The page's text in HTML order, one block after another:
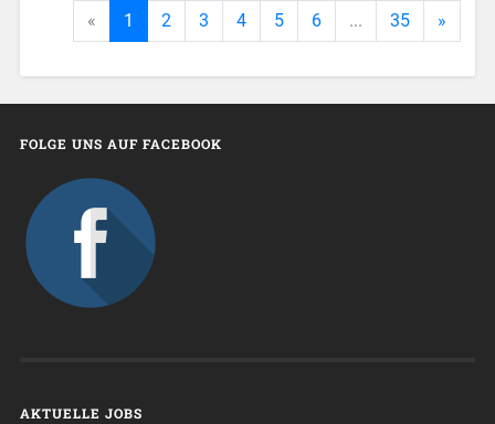
« 1 2 3 4 5 6 ... 35 »
FOLGE UNS AUF FACEBOOK
AKTUELLE JOBS